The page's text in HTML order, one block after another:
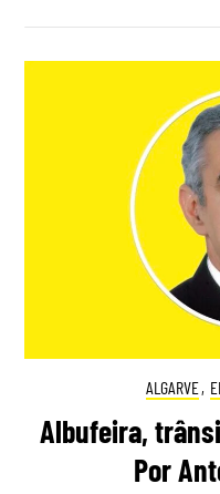
ALGARVE,
Albufeira,
Por